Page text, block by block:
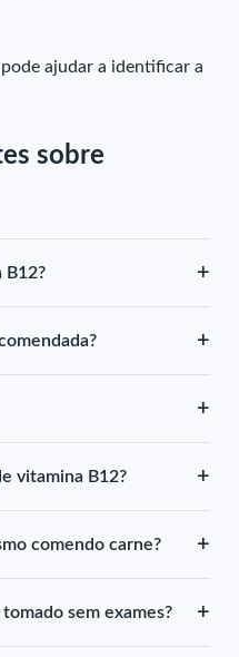
ajudar a identificar a
sobre
B12? +
+
+
vitamina B12? +
comendo carne? +
sem exames? +